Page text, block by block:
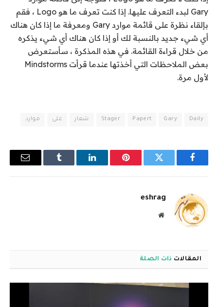
Gary لبدء التعرف عليها. إذا كنت تعرف ما هو Logo ، فقم
بإلقاء نظرة على قائمة موارد Gary ومعرفة ما إذا كان هناك
أي شيء جديد بالنسبة لك أو إذا كان هناك أي شيء يذكره
من خلال قراءة القائمة. في هذه المذكرة ، سأستعرض
بعض الملاحظات التي أخذتها عندما قرأت Mindstorms
لأول مرة.
Daily
Gary
Papert
Stager شعار على موارد
فيسبوك تويتر بينتيريستلينكدإن Tumblr
البريد
eshrag
موقع
المقالات ذات الصلة